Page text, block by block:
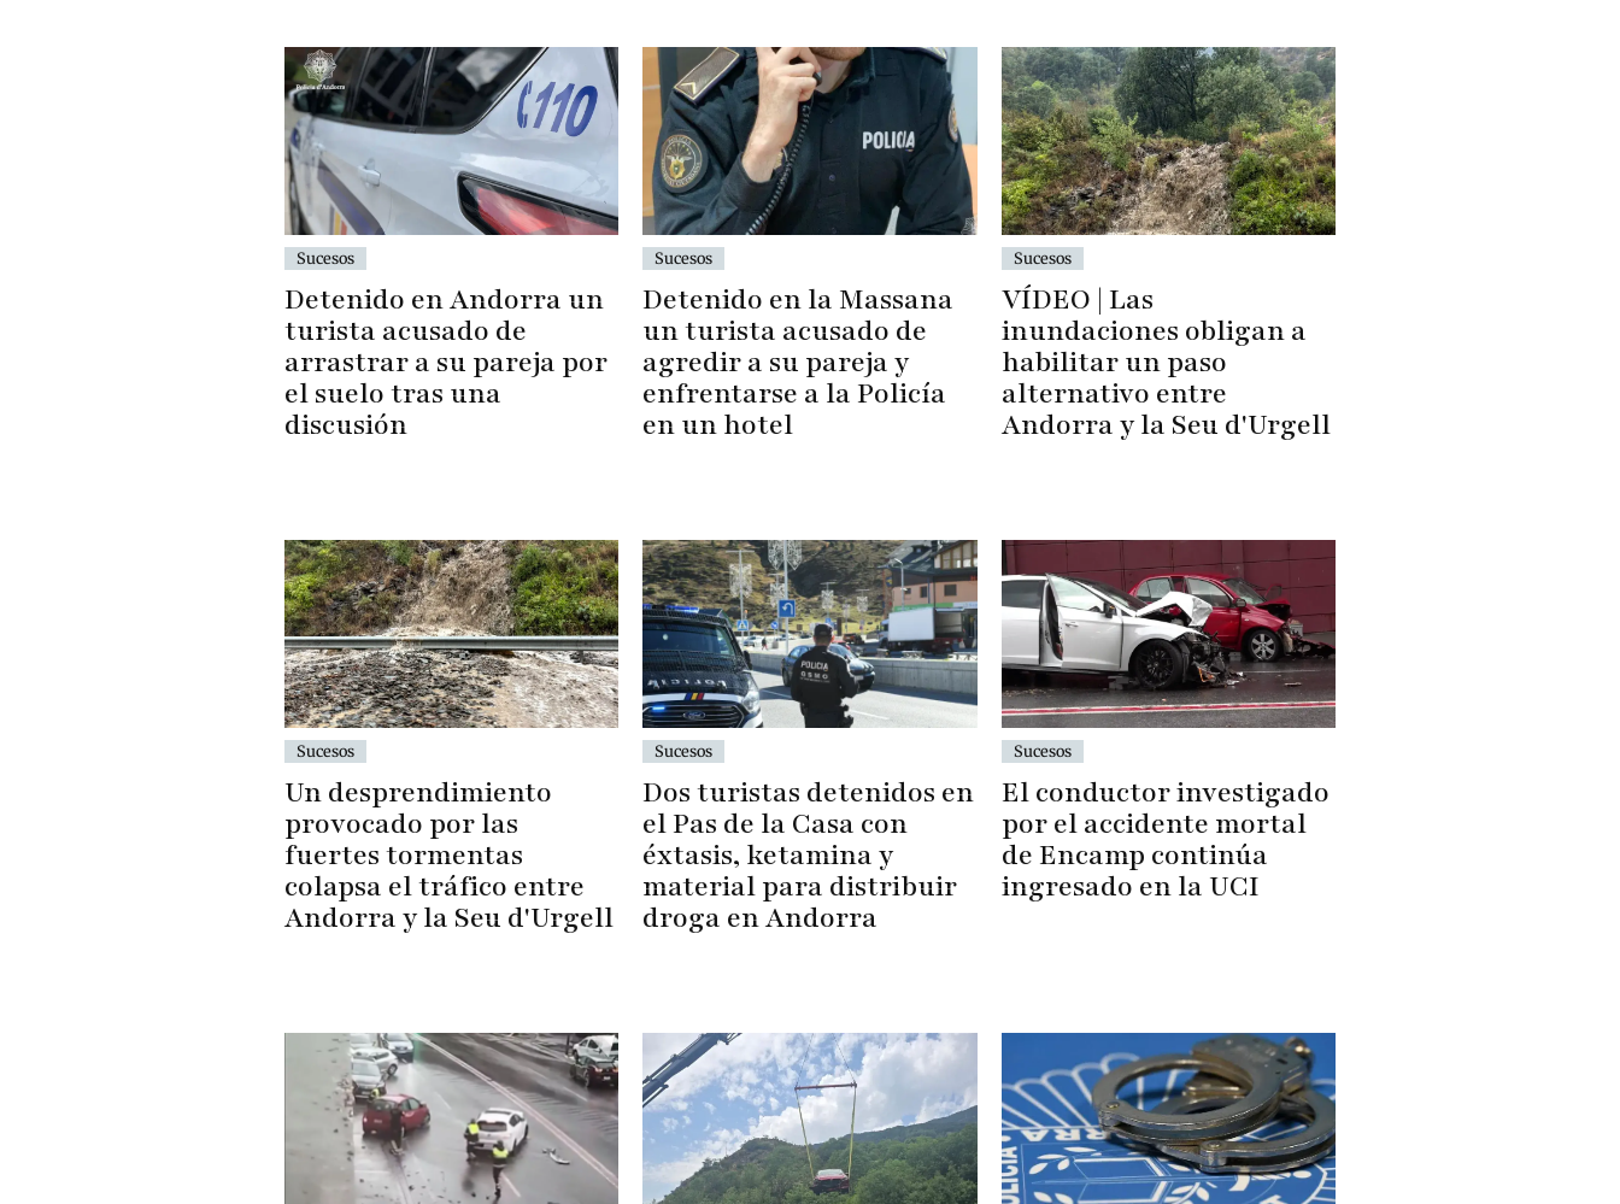
Sucesos
Detenido en Andorra un
turista acusado de
arrastrar a su pareja por
el suelo tras una
discusión
Sucesos
Detenido en la Massana
un turista acusado de
agredir a su pareja y
enfrentarse a la Policía
en un hotel
Sucesos
VÍDEO | Las
inundaciones obligan a
habilitar un paso
alternativo entre
Andorra y la Seu d'Urgell
Sucesos
Un desprendimiento
provocado por las
fuertes tormentas
colapsa el tráfico entre
Andorra y la Seu d'Urgell
Sucesos
Dos turistas detenidos en
el Pas de la Casa con
éxtasis, ketamina y
material para distribuir
droga en Andorra
Sucesos
El conductor investigado
por el accidente mortal
de Encamp continúa
ingresado en la UCI